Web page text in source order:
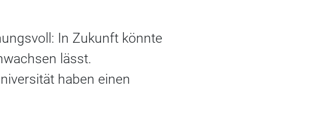
In Zukunft könnte
lässt.
haben einen